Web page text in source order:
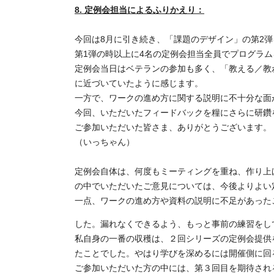
8. 定例会担当によるふりかえり：
今回は8月に引き続き、「課題のデザイン」の第2
第1弾の時以上に4名の定例会担当全員でプログラ
定例会当日はベテランの参加も多く、「教える／
に近づいていたように感じます。
一方で、ワークの進め方に関する説明に不十分な
今回、いただいたフィードバックを糧にさらに研
ご参加いただいた皆さま、ありがとうございます。
（いっちゃん）
定例会自体は、何度もミーティングを重ね、作り
の中でいただいたご意見については、今後よりよ
一点、ワークの進め方や資料の説明に不足があっ
した。漏れなくできるよう、もっと事前の練習を
私自身の一番の収穫は、２回シリーズの定例会提
たことでした。やはり学びを深めるには開催側に
ご参加いただいた方の中には、第３回目を期待さ